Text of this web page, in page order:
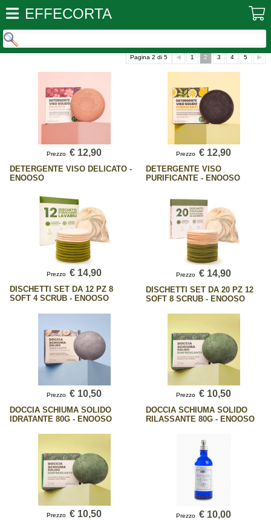
EFFECORTA
Pagina 2 di 5 1 2 3 4 5
Prezzo € 12,90
DETERGENTE VISO DELICATO -
ENOOSO
Prezzo € 12,90
DETERGENTE VISO
PURIFICANTE - ENOOSO
Prezzo € 14,90
DISCHETTI SET DA 12 PZ 8
SOFT 4 SCRUB - ENOOSO
Prezzo € 14,90
DISCHETTI SET DA 20 PZ 12
SOFT 8 SCRUB - ENOOSO
Prezzo € 10,50
DOCCIA SCHIUMA SOLIDO
IDRATANTE 80G - ENOOSO
Prezzo € 10,50
DOCCIA SCHIUMA SOLIDO
RILASSANTE 80G - ENOOSO
Prezzo € 10,50 Prezzo € 10,00